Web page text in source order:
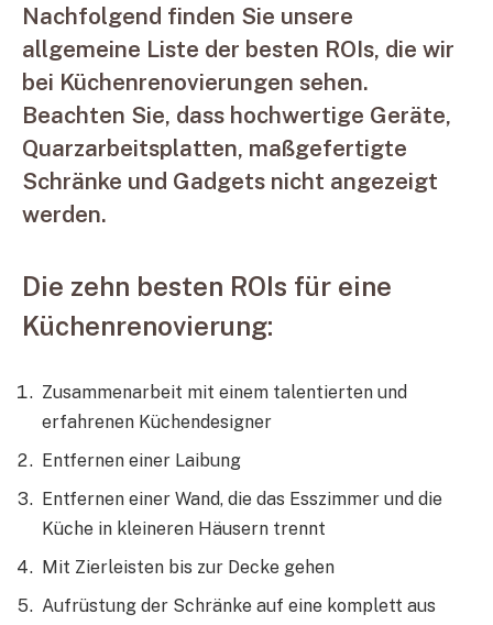
Nachfolgend finden Sie unsere
allgemeine Liste der besten ROIs, die wir
bei Küchenrenovierungen sehen.
Beachten Sie, dass hochwertige Geräte,
Quarzarbeitsplatten, maßgefertigte
Schränke und Gadgets nicht angezeigt
werden.
Die zehn besten ROIs für eine
Küchenrenovierung:
Zusammenarbeit mit einem talentierten und
erfahrenen Küchendesigner
Entfernen einer Laibung
Entfernen einer Wand, die das Esszimmer und die
Küche in kleineren Häusern trennt
Mit Zierleisten bis zur Decke gehen
Aufrüstung der Schränke auf eine komplett aus